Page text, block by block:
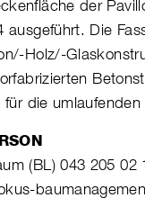
der
ausgeführt. Die
Holz/-
für die umlaufenden
(BL) 043 205 02